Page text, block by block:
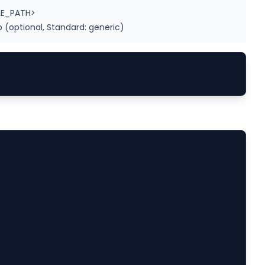
(optional, Standard: generic)